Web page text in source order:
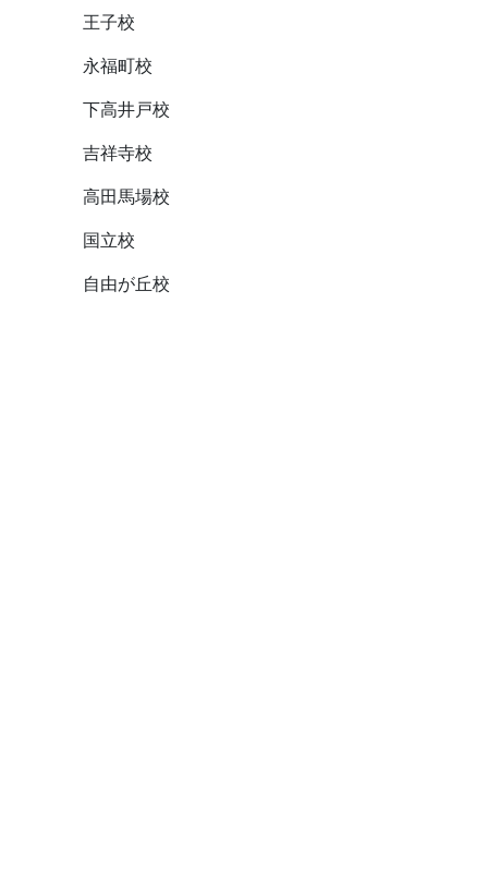
王子校
永福町校
下高井戸校
吉祥寺校
高田馬場校
国立校
自由が丘校